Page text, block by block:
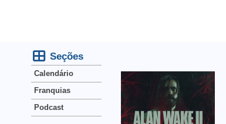
Seções
Calendário
Franquias
Podcast